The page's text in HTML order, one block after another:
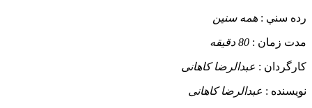
رده سني : همه سنین
مدت زمان : 80 دقیقه
کارگردان : عبدالرضا کاهانی
نويسنده : عبدالرضا کاهانی